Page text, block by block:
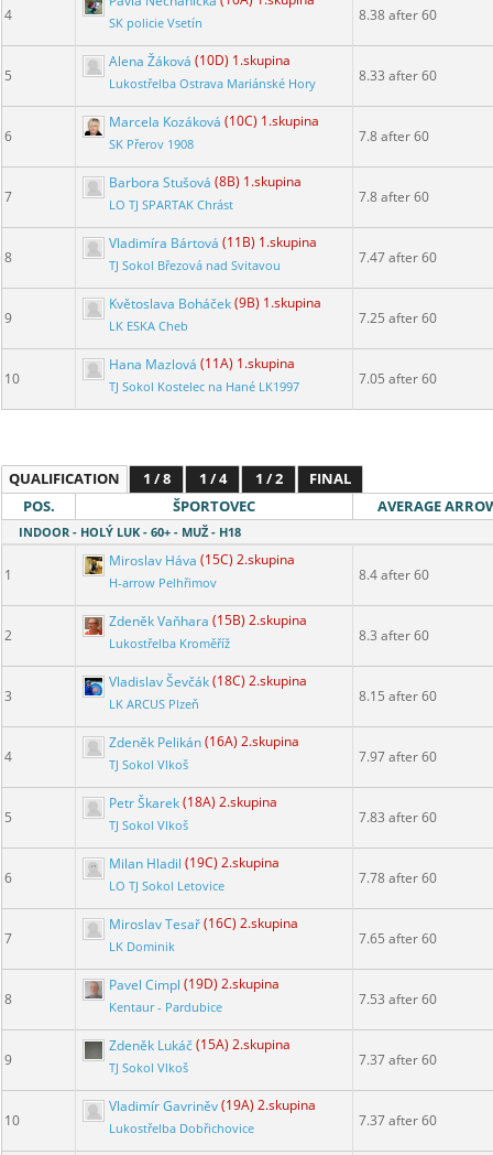
4 SK policie Vsetín 8.38 after 60
5
Alena Žáková (10D) 1.skupina
Lukostřelba Ostrava Mariánské Hory 8.33 after 60
6
Marcela Kozáková (10C) 1.skupina
SK Přerov 1908 7.8 after 60
7
Barbora Stušová (8B) 1.skupina
LO TJ SPARTAK Chrást 7.8 after 60
8
Vladimíra Bártová (11B) 1.skupina
TJ Sokol Březová nad Svitavou 7.47 after 60
9
Květoslava Boháček(9B) 1.skupina
LK ESKA Cheb 7.25 after 60
10
Hana Mazlová (11A) 1.skupina
TJ Sokol Kostelec na Hané LK1997 7.05 after 60
QUALIFICATION 1 / 8 1 / 4 1 / 2
FINAL
POS.
ŠPORTOVEC AVERAGE
INDOOR - HOLÝ LUK - 60+ - MUŽ - H18
1
Miroslav Háva (15C) 2.skupina
H-arrow Pelhřimov 8.4 after 60
2
Zdeněk Vaňhara (15B) 2.skupina
Lukostřelba Kroměříž 8.3 after 60
3
Vladislav Ševčák(18C) 2.skupina
LK ARCUS Plzeň 8.15 after 60
4
Zdeněk Pelikán(16A) 2.skupina
TJ Sokol Vlkoš 7.97 after 60
5
Petr Škarek(18A) 2.skupina
TJ Sokol Vlkoš 7.83 after 60
6
Milan Hladil (19C) 2.skupina
LO TJ Sokol Letovice 7.78 after 60
7
Miroslav Tesař(16C) 2.skupina
LK Dominik 7.65 after 60
8
Pavel Cimpl (19D) 2.skupina
Kentaur - Pardubice 7.53 after 60
9
Zdeněk Lukáč(15A) 2.skupina
TJ Sokol Vlkoš 7.37 after 60
10
Vladimír Gavriněv(19A) 2.skupina
Lukostřelba Dobřichovice 7.37 after 60